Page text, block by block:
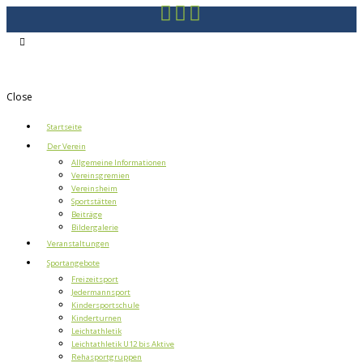
Close
Startseite
Der Verein
Allgemeine Informationen
Vereinsgremien
Vereinsheim
Sportstätten
Beiträge
Bildergalerie
Veranstaltungen
Sportangebote
Freizeitsport
Jedermannsport
Kindersportschule
Kinderturnen
Leichtathletik
Leichtathletik U12 bis Aktive
Rehasportgruppen